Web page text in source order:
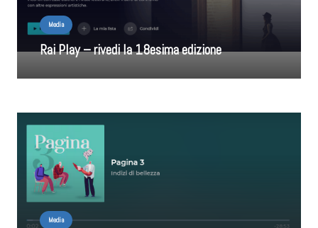
Media
Rai Play – rivedi la 18esima edizione
Media